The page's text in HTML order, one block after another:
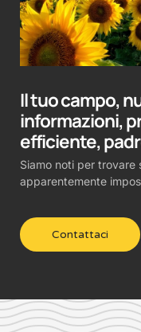
Il tuo campo,
informazioni,
efficiente,
Siamo noti per trovare
apparentemente
Contattaci